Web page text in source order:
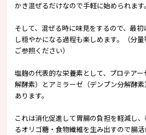
かき混ぜるだけなので手軽に始められます。
そして、混ぜる時に味見をするので、最
し穏やかになる過程も楽しめます。（分
ご参照ください）
塩麹の代表的な栄養素として、プロテア
解酵素）とアミラーゼ（デンプン分解酵
あります。
これは消化促進して胃腸の負担を軽減し
るオリゴ糖・食物繊維を生み出すので腸